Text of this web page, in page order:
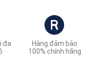
đa
Hàng đảm bảo
100% chính hãng